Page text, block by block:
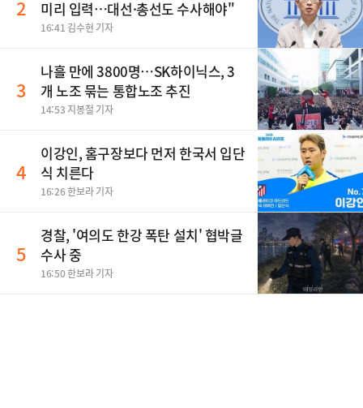
2
미리 입력…대선·총선도 수사해야"
16:41 김수현 기자
3
나흘 만에 3800명…SK하이닉스, 3
개 노조 묶는 통합노조 추진
14:53 지봉철 기자
4
이강인, 홈구장보다 먼저 한국서 입단
식 치른다
16:26 한보라 기자
5
경찰, '여의도 한강 폭탄 설치' 협박글
수사 중
16:50 한보라 기자